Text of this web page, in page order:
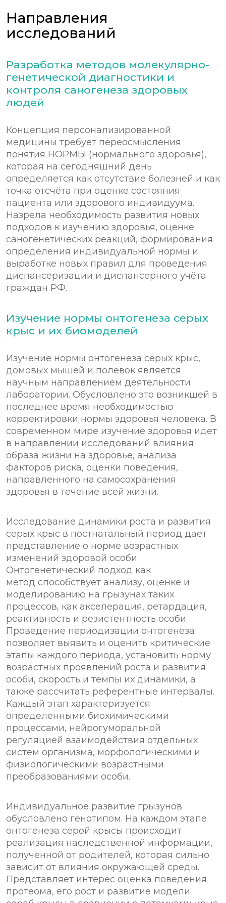
Направления
исследований
Разработка методов молекулярно-
генетической диагностики и
контроля саногенеза здоровых
людей
Концепция персонализированной
медицины требует переосмысления
понятия НОРМЫ (нормального здоровья),
которая на сегодняшний день
определяется как отсутствие болезней и как
точка отсчёта при оценке состояния
пациента или здорового индивидуума.
Назрела необходимость развития новых
подходов к изучению здоровья, оценке
саногенетических реакций, формирования
определения индивидуальной нормы и
выработке новых правил для проведения
диспансеризации и диспансерного учёта
граждан РФ.
Изучение нормы онтогенеза серых
крыс и их биомоделей
Изучение нормы онтогенеза серых крыс,
домовых мышей и полевок является
научным направлением деятельности
лаборатории. Обусловлено это возникшей в
последнее время необходимостью
корректировки нормы здоровья человека. В
современном мире изучение здоровья идет
в направлении исследований влияния
образа жизни на здоровье, анализа
факторов риска, оценки поведения,
направленного на самосохранения
здоровья в течение всей жизни.
Исследование динамики роста и развития
серых крыс в постнатальный период дает
представление о норме возрастных
изменений здоровой особи.
Онтогенетический подход как
метод способствует анализу, оценке и
моделированию на грызунах таких
процессов, как акселерация, ретардация,
реактивность и резистентность особи.
Проведение периодизации онтогенеза
позволяет выявить и оценить критические
этапы каждого периода, установить норму
возрастных проявлений роста и развития
особи, скорость и темпы их динамики, а
также рассчитать референтные интервалы.
Каждый этап характеризуется
определенными биохимическими
процессами, нейрогуморальной
регуляцией взаимодействия отдельных
систем организма, морфологическими и
физиологическими возрастными
преобразованиями особи.
Индивидуальное развитие грызунов
обусловлено генотипом. На каждом этапе
онтогенеза серой крысы происходит
реализация наследственной информации,
полученной от родителей, которая сильно
зависит от влияния окружающей среды.
Представляет интерес оценка поведения
протеома, его рост и развитие модели